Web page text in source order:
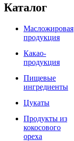
Каталог
Масложировая
продукция
Какао-
продукция
Пищевые
ингредиенты
Цукаты
Продукты из
кокосового
ореха